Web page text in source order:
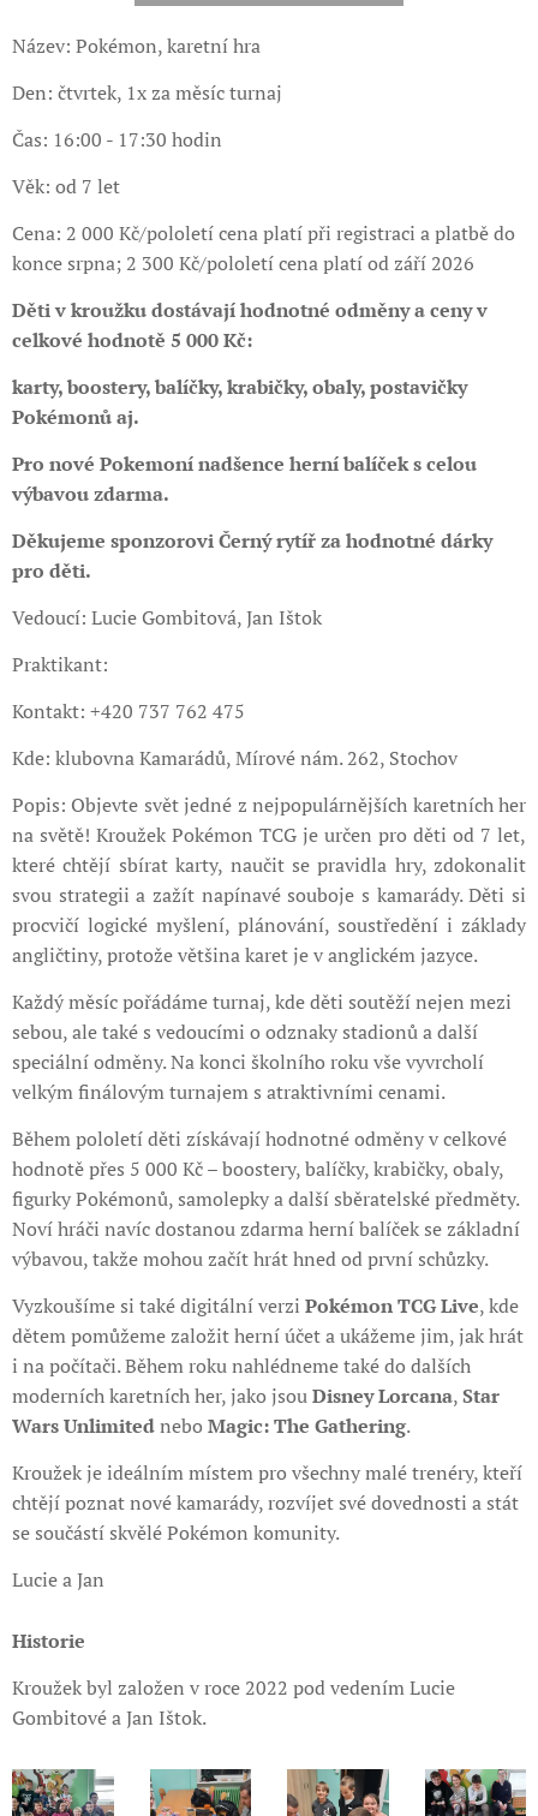
Název: Pokémon, karetní hra
Den: čtvrtek, 1x za měsíc turnaj
Čas: 16:00 - 17:30 hodin
Věk: od 7 let
Cena: 2 000 Kč/pololetí cena platí při registraci a platbě do
konce srpna; 2 300 Kč/pololetí cena platí od září 2026
Děti v kroužku dostávají hodnotné odměny a ceny v
celkové hodnotě 5 000 Kč:
karty, boostery, balíčky, krabičky, obaly, postavičky
Pokémonů aj.
Pro nové Pokemoní nadšence herní balíček s celou
výbavou zdarma.
Děkujeme sponzorovi Černý rytíř za hodnotné dárky
pro děti.
Vedoucí: Lucie Gombitová, Jan Ištok
Praktikant:
Kontakt: +420 737 762 475
Kde: klubovna Kamarádů, Mírové nám. 262, Stochov
Popis: Objevte svět jedné z nejpopulárnějších karetních her
na světě! Kroužek Pokémon TCG je určen pro děti od 7 let,
které chtějí sbírat karty, naučit se pravidla hry, zdokonalit
svou strategii a zažít napínavé souboje s kamarády. Děti si
procvičí logické myšlení, plánování, soustředění i základy
angličtiny, protože většina karet je v anglickém jazyce.
Každý měsíc pořádáme turnaj, kde děti soutěží nejen mezi
sebou, ale také s vedoucími o odznaky stadionů a další
speciální odměny. Na konci školního roku vše vyvrcholí
velkým finálovým turnajem s atraktivními cenami.
Během pololetí děti získávají hodnotné odměny v celkové
hodnotě přes 5 000 Kč – boostery, balíčky, krabičky, obaly,
figurky Pokémonů, samolepky a další sběratelské předměty.
Noví hráči navíc dostanou zdarma herní balíček se základní
výbavou, takže mohou začít hrát hned od první schůzky.
Vyzkoušíme si také digitální verzi Pokémon TCG Live, kde
dětem pomůžeme založit herní účet a ukážeme jim, jak hrát
i na počítači. Během roku nahlédneme také do dalších
moderních karetních her, jako jsouDisney Lorcana,Star
Wars Unlimitednebo Magic: The Gathering.
Kroužek je ideálním místem pro všechny malé trenéry, kteří
chtějí poznat nové kamarády, rozvíjet své dovednosti a stát
se součástí skvělé Pokémon komunity.
Lucie a Jan
Historie
Kroužek byl založen v roce 2022 pod vedením Lucie
Gombitové a Jan Ištok.